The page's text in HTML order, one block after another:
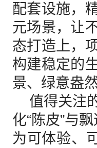
配套设施，
元场景，让
态打造上，
构建稳定的
景、绿意盎
值得关注
化“陈皮”与‌
为可体验、